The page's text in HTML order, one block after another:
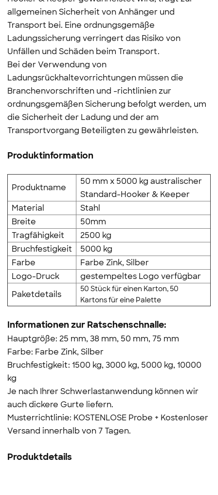
allgemeinen Sicherheit von Anhänger und
Transport bei. Eine ordnungsgemäße
Ladungssicherung verringert das Risiko von
Unfällen und Schäden beim Transport.
Bei der Verwendung von
Ladungsrückhaltevorrichtungen müssen die
Branchenvorschriften und -richtlinien zur
ordnungsgemäßen Sicherung befolgt werden, um
die Sicherheit der Ladung und der am
Transportvorgang Beteiligten zu gewährleisten.
Produktinformation
Produktname
50 mm x 5000 kg australischer
Standard-Hooker & Keeper
Material
Stahl
Breite
50mm
Tragfähigkeit
2500 kg
Bruchfestigkeit
5000 kg
Farbe
Farbe Zink, Silber
Logo-Druck
gestempeltes Logo verfügbar
Paketdetails
50 Stück für einen Karton, 50
Kartons für eine Palette
Informationen zur Ratschenschnalle:
Hauptgröße: 25 mm, 38 mm, 50 mm, 75 mm
Farbe: Farbe Zink, Silber
Bruchfestigkeit: 1500 kg, 3000 kg, 5000 kg, 10000
kg
Je nach Ihrer Schwerlastanwendung können wir
auch dickere Gurte liefern.
Musterrichtlinie: KOSTENLOSE Probe + Kostenloser
Versand innerhalb von 7 Tagen.
Produktdetails